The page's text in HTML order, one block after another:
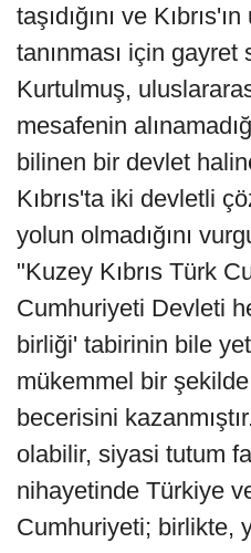
taşıdığını ve
tanınması için
Kurtulmuş,
mesafenin
bilinen bir devlet
Kıbrıs'ta iki devletli
yolun olmadığını
"Kuzey Kıbrıs Türk
Cumhuriyeti Devleti
birliği' tabirinin bile
mükemmel bir
becerisini
olabilir, siyasi tutum
nihayetinde Türkiye
Cumhuriyeti; birlikte,